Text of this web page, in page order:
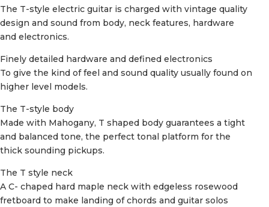
The T-style electric guitar is charged with vintage quality
design and sound from body, neck features, hardware
and electronics.
Finely detailed hardware and defined electronics
To give the kind of feel and sound quality usually found on
higher level models.
The T-style body
Made with Mahogany, T shaped body guarantees a tight
and balanced tone, the perfect tonal platform for the
thick sounding pickups.
The T style neck
A C- chaped hard maple neck with edgeless rosewood
fretboard to make landing of chords and guitar solos